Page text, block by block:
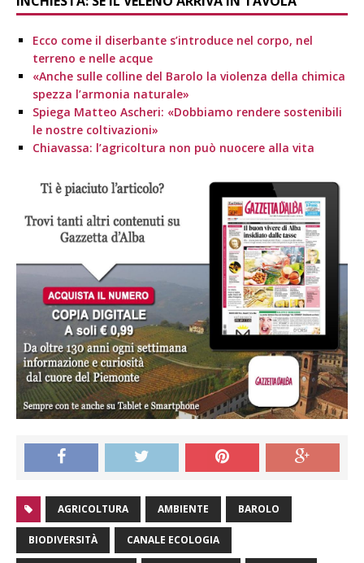
Ecco come il diserbante s’introduce nel corpo, nel
terreno e nelle acque
«Anche sulle colline del Barolo la violenza della chimica
spezza l’armonia naturale»
Spiega Matteo Ascheri: «Dobbiamo rendere sostenibili
le nostre coltivazioni»
Chiavassa: l’agricoltura non può nuocere alla vita
AGRICOLTURA AMBIENTE BAROLO
BIODIVERSITÀ CANALE ECOLOGIA